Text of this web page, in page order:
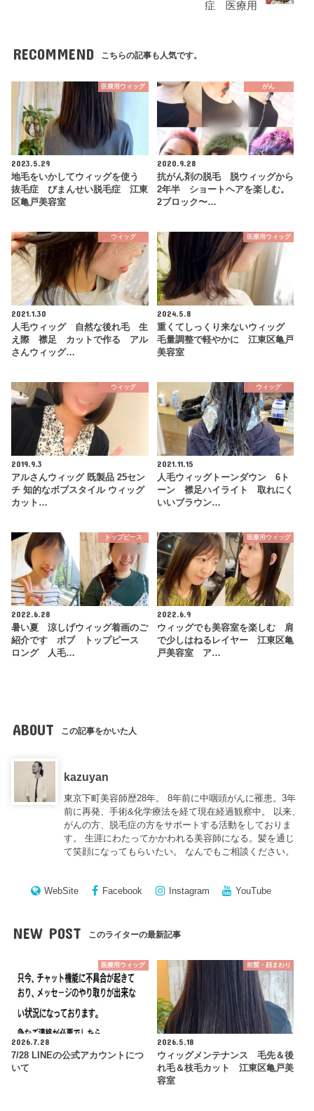
症 医療用
RECOMMEND こちらの記事も人気です。
医療用ウィッグ
2023.5.29
地毛をいかしてウィッグを使う
抜毛症 びまんせい脱毛症 江東
区亀戸美容室
がん
2020.9.28
抗がん剤の脱毛 脱ウィッグから
2年半 ショートヘアを楽しむ。
2ブロック〜…
ウィッグ
2021.1.30
人毛ウィッグ 自然な後れ毛 生
え際 襟足 カットで作る アル
さんウィッグ…
医療用ウィッグ
2024.5.8
重くてしっくり来ないウィッグ
毛量調整で軽やかに 江東区亀戸
美容室
ウィッグ
2019.9.3
アルさんウィッグ 既製品 25セン
チ 知的なボブスタイル ウィッグ
カット…
ウィッグ
2021.11.15
人毛ウィッグトーンダウン 6ト
ーン 襟足ハイライト 取れにく
いいブラウン…
トップピース
2022.6.28
暑い夏 涼しげウィッグ着画のご
紹介です ボブ トップピース
ロング 人毛…
医療用ウィッグ
2022.6.9
ウィッグでも美容室を楽しむ 肩
で少しはねるレイヤー 江東区亀
戸美容室 ア…
ABOUT この記事をかいた人
kazuyan
東京下町美容師歴28年。 8年前に中咽頭がんに罹患。3年
前に再発、手術&化学療法を経て現在経過観察中。 以来、
がんの方、脱毛症の方をサポートする活動をしておりま
す。 生涯にわたってかかわれる美容師になる。髪を通じ
て笑顔になってもらいたい。 なんでもご相談ください。
WebSite Facebook Instagram YouTube
NEW POST このライターの最新記事
医療用ウィッグ
2026.7.28
7/28 LINEの公式アカウントにつ
いて
前髪・顔まわり
2026.5.18
ウィッグメンテナンス 毛先＆後
れ毛＆枝毛カット 江東区亀戸美
容室